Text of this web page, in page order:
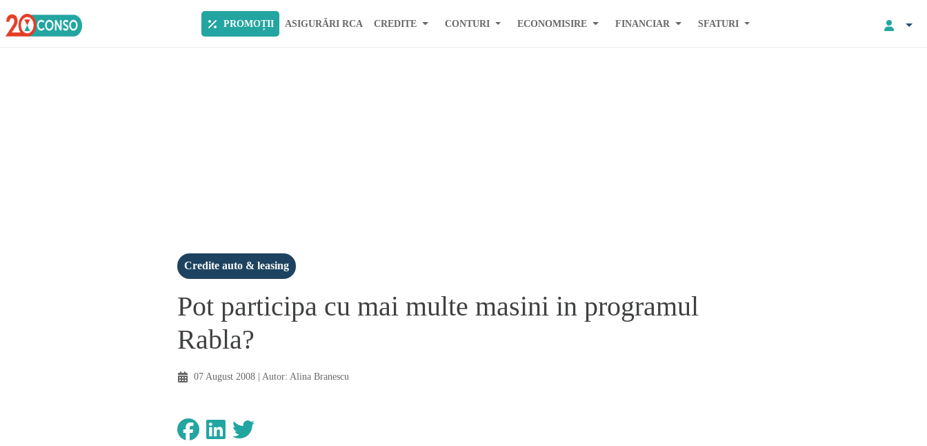
PROMOȚII ASIGURĂRI RCA CREDITE CONTURI ECONOMISIRE FINANCIAR SFATURI
Credite auto & leasing
Pot participa cu mai multe masini in programul
Rabla?
07 August 2008| Autor: Alina Branescu